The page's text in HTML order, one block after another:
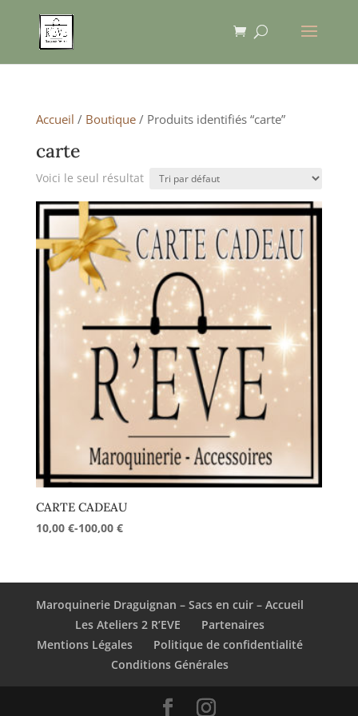
Accueil / Boutique/ Produits identifiés “carte”
carte
Voici le seul résultat
CARTE CADEAU
10,00 €-100,00 €
Maroquinerie Draguignan – Sacs en cuir – Accueil
Les Ateliers 2 R’EVE
Partenaires
Mentions Légales
Politique de confidentialité
Conditions Générales